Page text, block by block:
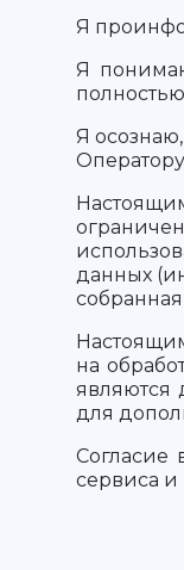
Я
Я
Я
данных
на
являются
для
Согласие
сервиса и